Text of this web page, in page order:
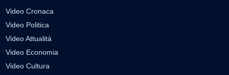
Video Cronaca
Video Politica
Video Attualità
Video Economia
Video Cultura